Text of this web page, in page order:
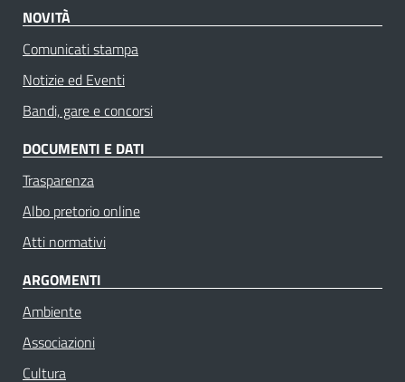
NOVITÀ
Comunicati stampa
Notizie ed Eventi
Bandi, gare e concorsi
DOCUMENTI E DATI
Trasparenza
Albo pretorio online
Atti normativi
ARGOMENTI
Ambiente
Associazioni
Cultura